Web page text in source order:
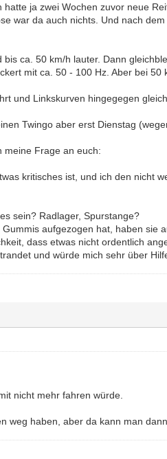
ja zwei Wochen zuvor neue
war da auch nichts. Und nach
ca. 50 km/h lauter. Dann
mit ca. 50 - 100 Hz. Aber bei
und Linkskurven hingegegen
Twingo aber erst Dienstag
meine Frage an euch:
kritisches ist, und ich den nicht
sein? Radlager, Spurstange?
aufgezogen hat, haben sie
dass etwas nicht ordentlich
und würde mich sehr über
nicht mehr fahren würde.
weg haben, aber da kann man